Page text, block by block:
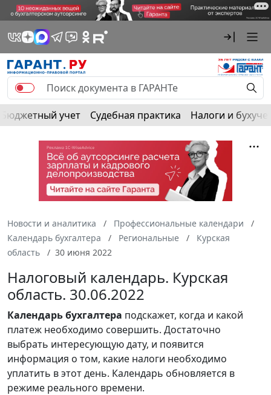
Бюджетный учет Судебная практика Налоги и
Новости и аналитика
Профессиональные календари
Календарь бухгалтера
Региональные
Курская
область
30 июня 2022
Налоговый календарь. Курская
область. 30.06.2022
Календарьбухгалтера подскажет, когда и какой
платеж необходимо совершить. Достаточно
выбрать интересующую дату, и появится
информация о том, какие налоги необходимо
уплатить в этот день. Календарь обновляется в
режиме реального времени.